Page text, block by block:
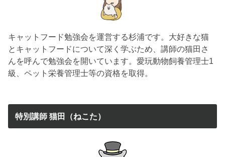
キャットフード勉強会を運営する杉浦です。大好きな猫
とキャットフードについて深く学ぶため、講師の猫田さ
んを呼んで勉強会を開いています。愛玩動物飼養管理士1
級、ペット栄養管理士等の資格を取得。
特別講師 猫田（ねこた）